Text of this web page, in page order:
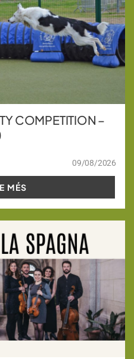
COMPETITION –
09/08/2026
MÉS